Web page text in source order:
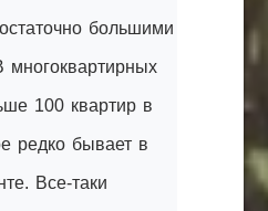
большими
100 квартир в
редко бывает в
Все-таки